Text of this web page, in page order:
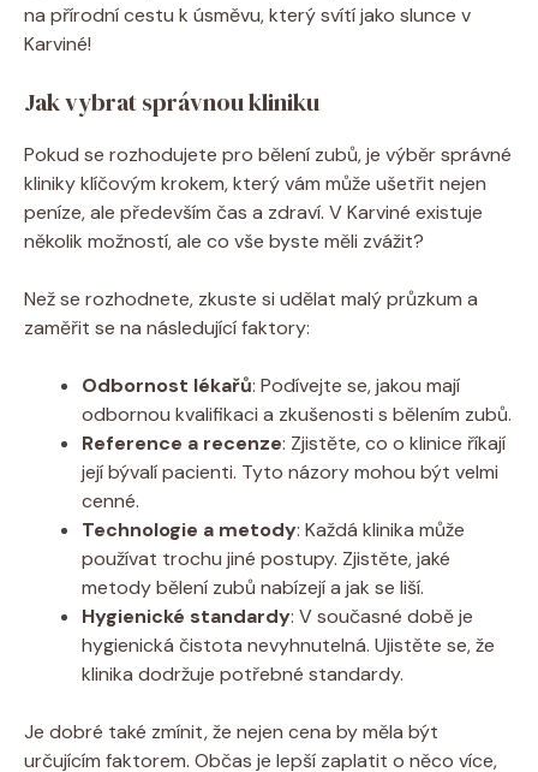
na přírodní cestu k úsměvu, který svítí jako slunce v
Karviné!
Jak vybrat správnou kliniku
Pokud se rozhodujete pro bělení zubů, je výběr správné
kliniky klíčovým krokem, který vám může ušetřit nejen
peníze, ale především čas a zdraví. V Karviné existuje
několik možností, ale co vše byste měli zvážit?
Než se rozhodnete, zkuste si udělat malý průzkum a
zaměřit se na následující faktory:
Odbornost lékařů: Podívejte se, jakou mají
odbornou kvalifikaci a zkušenosti s bělením zubů.
Reference a recenze: Zjistěte, co o klinice říkají
její bývalí pacienti. Tyto názory mohou být velmi
cenné.
Technologie a metody: Každá klinika může
používat trochu jiné postupy. Zjistěte, jaké
metody bělení zubů nabízejí a jak se liší.
Hygienické standardy: V současné době je
hygienická čistota nevyhnutelná. Ujistěte se, že
klinika dodržuje potřebné standardy.
Je dobré také zmínit, že nejen cena by měla být
určujícím faktorem. Občas je lepší zaplatit o něco více,